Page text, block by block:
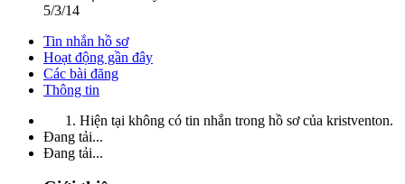
5/3/14
Tin nhắn hồ sơ
Hoạt động gần đây
Các bài đăng
Thông tin
Hiện tại không có tin nhắn trong hồ sơ của kristventon.
Đang tải...
Đang tải...